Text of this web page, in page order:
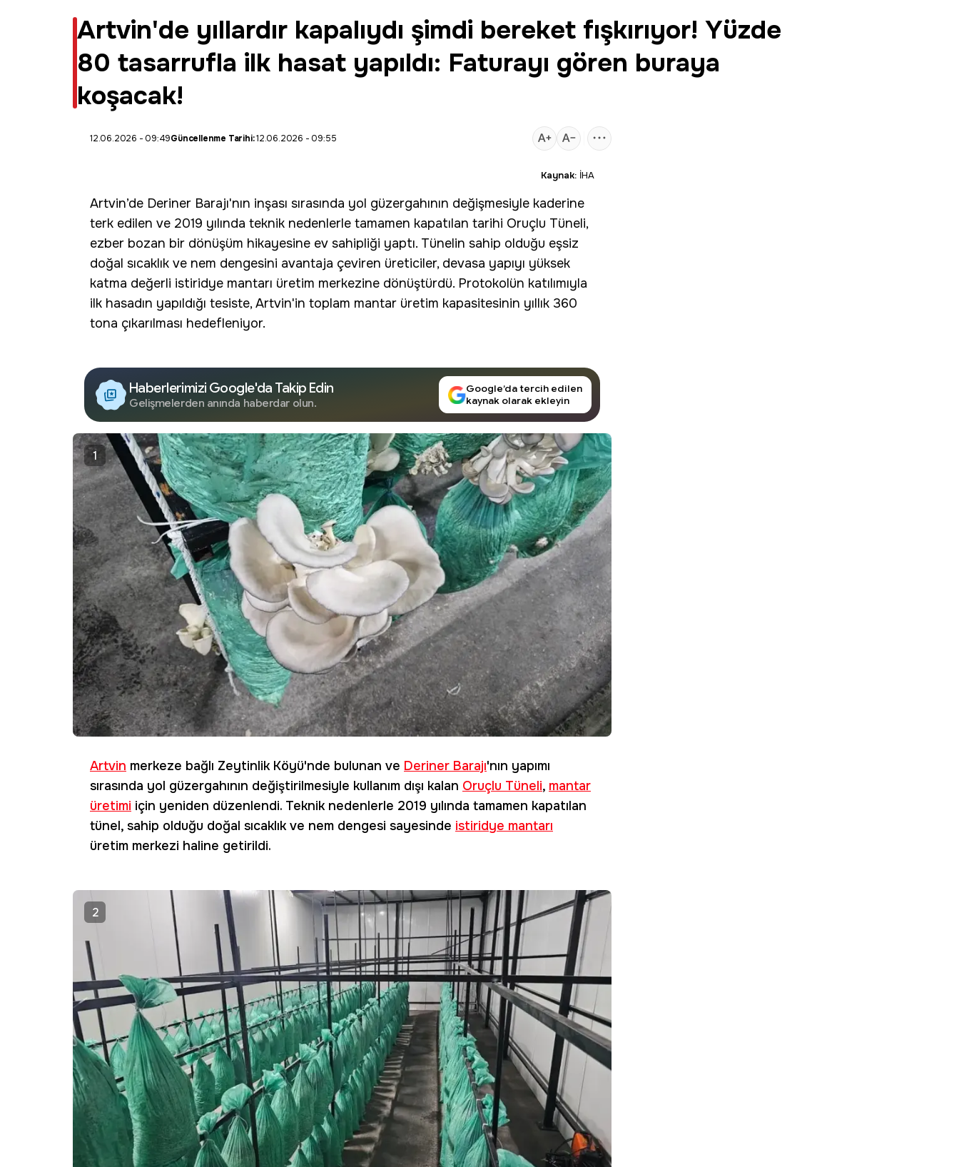
Artvin'de yıllardır kapalıydı şimdi bereket fışkırıyor! Yüzde
80 tasarrufla ilk hasat yapıldı: Faturayı gören buraya
koşacak!
12.06.2026 - 09:49Güncellenme Tarihi:12.06.2026 - 09:55
Kaynak: İHA
Artvin’de Deriner Barajı'nın inşası sırasında yol güzergahının değişmesiyle kaderine
terk edilen ve 2019 yılında teknik nedenlerle tamamen kapatılan tarihi Oruçlu Tüneli,
ezber bozan bir dönüşüm hikayesine ev sahipliği yaptı. Tünelin sahip olduğu eşsiz
doğal sıcaklık ve nem dengesini avantaja çeviren üreticiler, devasa yapıyı yüksek
katma değerli istiridye mantarı üretim merkezine dönüştürdü. Protokolün katılımıyla
ilk hasadın yapıldığı tesiste, Artvin'in toplam mantar üretim kapasitesinin yıllık 360
tona çıkarılması hedefleniyor.
Haberlerimizi Google'da Takip Edin
Gelişmelerden anında haberdar olun.
Google’da tercih edilen
kaynak olarak ekleyin
1
Artvin merkeze bağlı Zeytinlik Köyü'nde bulunan ve Deriner Barajı'nın yapımı
sırasında yol güzergahının değiştirilmesiyle kullanım dışı kalan Oruçlu Tüneli, mantar
üretimi için yeniden düzenlendi. Teknik nedenlerle 2019 yılında tamamen kapatılan
tünel, sahip olduğu doğal sıcaklık ve nem dengesi sayesinde istiridye mantarı
üretim merkezi haline getirildi.
2